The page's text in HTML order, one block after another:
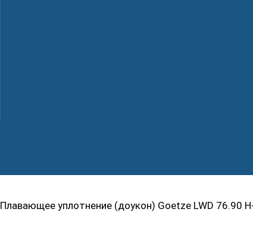
Плавающее уплотнение (доукон) Goetze LWD 76.90